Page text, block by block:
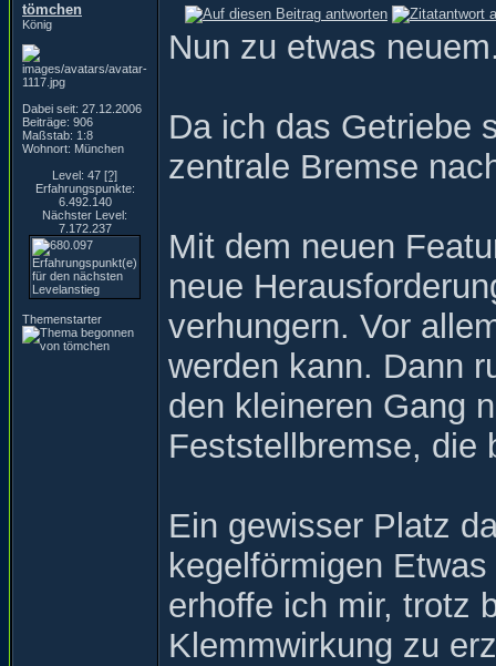
tömchen
König
Dabei seit: 27.12.2006
Beiträge: 906
Maßstab: 1:8
Wohnort: München
Level: 47 [?]
Erfahrungspunkte:
6.492.140
Nächster Level:
7.172.237
Themenstarter
Nun zu etwas
Da ich das Getriebe
zentrale Bremse
Mit dem neuen
neue
verhungern. Vor
werden kann. Dann
den kleineren Gang
Feststellbremse, die
Ein gewisser Platz
kegelförmigen
erhoffe ich mir, trotz
Klemmwirkung zu